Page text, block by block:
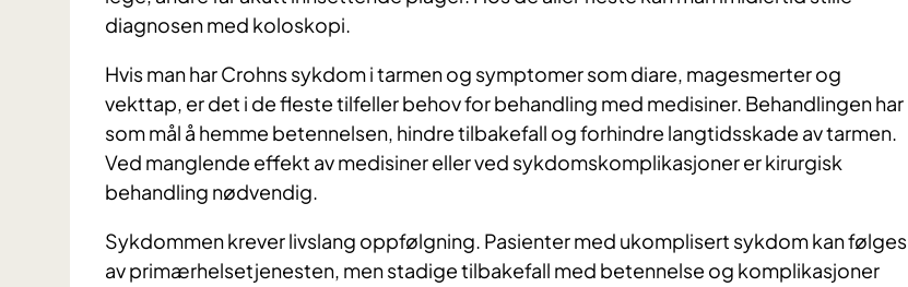
diagnosen med koloskopi.
Hvis man har Crohns sykdom i tarmen og symptomer som diare, magesmerter og
vekttap, er det i de fleste tilfeller behov for behandling med medisiner. Behandlingen har
som mål å hemme betennelsen, hindre tilbakefall og forhindre langtidsskade av tarmen.
Ved manglende effekt av medisiner eller ved sykdomskomplikasjoner er kirurgisk
behandling nødvendig.
Sykdommen krever livslang oppfølgning. Pasienter med ukomplisert sykdom kan følges
av primærhelsetjenesten, men stadige tilbakefall med betennelse og komplikasjoner